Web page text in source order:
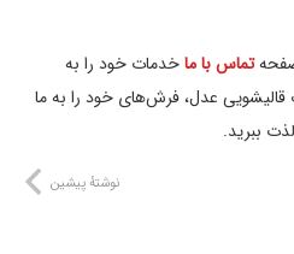
صفحهتماس با ماخدمات خود را به
قالیشویی عدل، فرش‌های خود را به ما
ببرید.
نوشتهٔ پیشین